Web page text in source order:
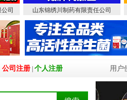
司 山东锦绣川制药有限责任公司
公司注册| 个人注册 用户